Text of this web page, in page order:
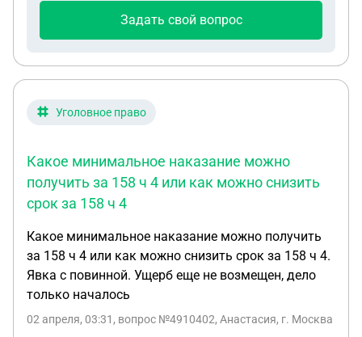
Задать свой вопрос
Уголовное право
Какое минимальное наказание можно
получить за 158 ч 4 или как можно снизить
срок за 158 ч 4
Какое минимальное наказание можно получить
за 158 ч 4 или как можно снизить срок за 158 ч 4.
Явка с повинной. Ущерб еще не возмещен, дело
только началось
02 апреля, 03:31 , вопрос №4910402, Анастасия, г. Москва